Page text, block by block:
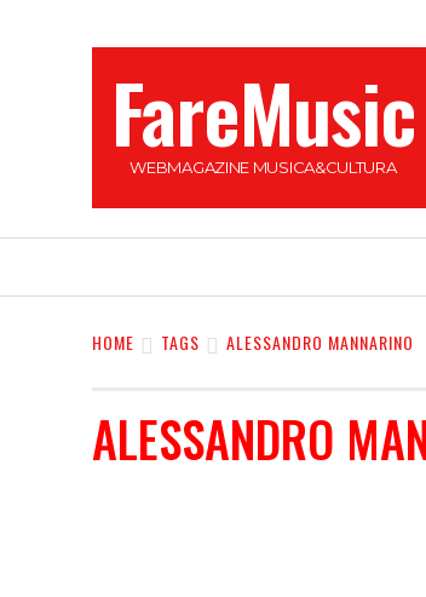
FareMusic
WEBMAGAZINE MUSICA&CULTURA
HOME TAGS ALESSANDRO MANNARINO
ALESSANDRO